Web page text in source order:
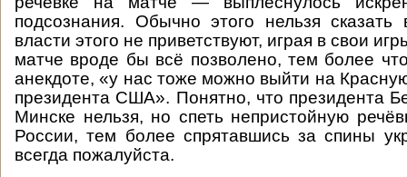
подсознания. Обычно этого нельзя сказать
власти этого не приветствуют, играя в свои
матче вроде бы всё позволено, тем более
анекдоте, «у нас тоже можно выйти на
президента США». Понятно, что президента
Минске нельзя, но спеть непристойную
России, тем более спрятавшись за спины
всегда пожалуйста.